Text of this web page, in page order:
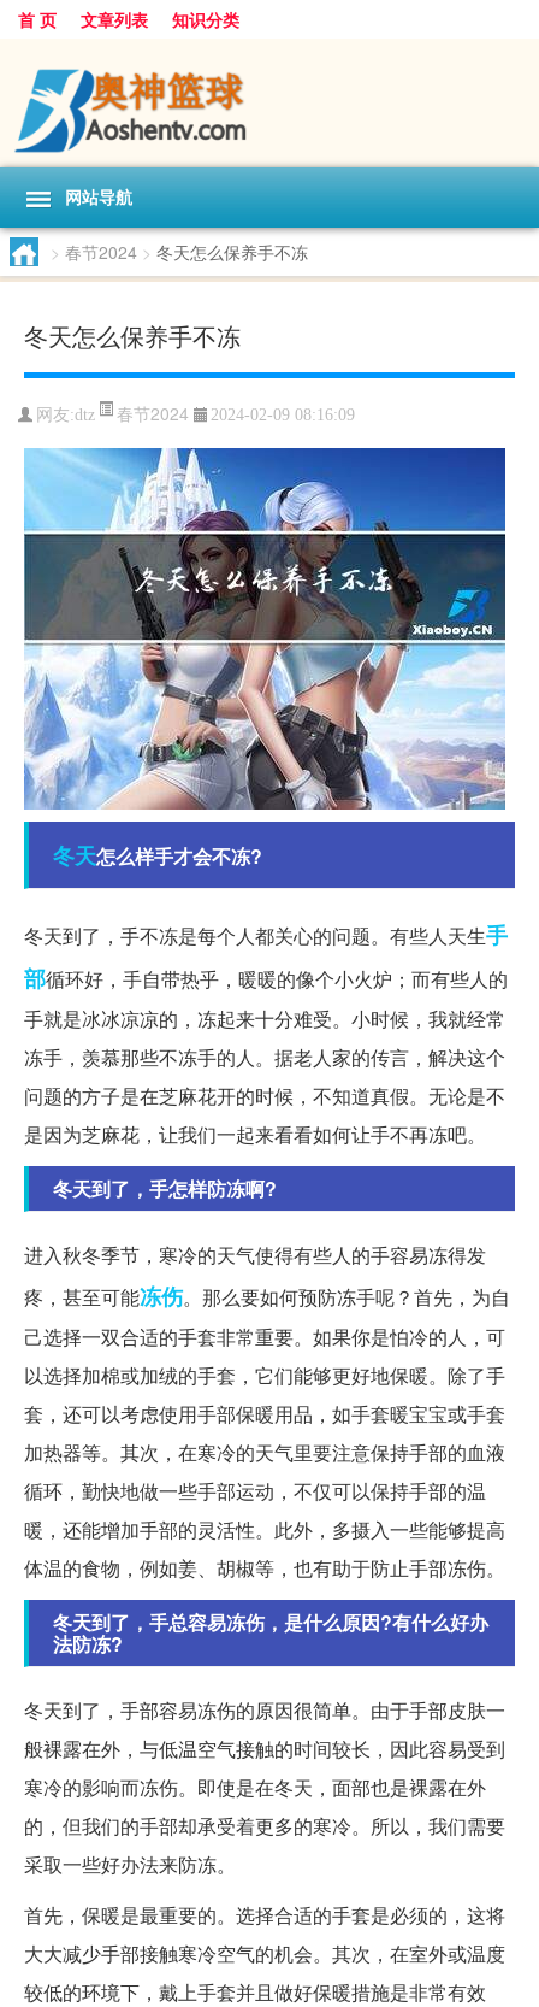
首 页 文章列表 知识分类
网站导航
> 春节2024 > 冬天怎么保养手不冻
冬天怎么保养手不冻
网友:dtz 春节2024 2024-02-09 08:16:09
冬天怎么样手才会不冻?
冬天到了，手不冻是每个人都关心的问题。有些人天生手
部循环好，手自带热乎，暖暖的像个小火炉；而有些人的
手就是冰冰凉凉的，冻起来十分难受。小时候，我就经常
冻手，羡慕那些不冻手的人。据老人家的传言，解决这个
问题的方子是在芝麻花开的时候，不知道真假。无论是不
是因为芝麻花，让我们一起来看看如何让手不再冻吧。
冬天到了，手怎样防冻啊?
进入秋冬季节，寒冷的天气使得有些人的手容易冻得发
疼，甚至可能冻伤。那么要如何预防冻手呢？首先，为自
己选择一双合适的手套非常重要。如果你是怕冷的人，可
以选择加棉或加绒的手套，它们能够更好地保暖。除了手
套，还可以考虑使用手部保暖用品，如手套暖宝宝或手套
加热器等。其次，在寒冷的天气里要注意保持手部的血液
循环，勤快地做一些手部运动，不仅可以保持手部的温
暖，还能增加手部的灵活性。此外，多摄入一些能够提高
体温的食物，例如姜、胡椒等，也有助于防止手部冻伤。
冬天到了，手总容易冻伤，是什么原因?有什么好办
法防冻?
冬天到了，手部容易冻伤的原因很简单。由于手部皮肤一
般裸露在外，与低温空气接触的时间较长，因此容易受到
寒冷的影响而冻伤。即使是在冬天，面部也是裸露在外
的，但我们的手部却承受着更多的寒冷。所以，我们需要
采取一些好办法来防冻。
首先，保暖是最重要的。选择合适的手套是必须的，这将
大大减少手部接触寒冷空气的机会。其次，在室外或温度
较低的环境下，戴上手套并且做好保暖措施是非常有效